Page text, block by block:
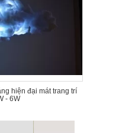
hiện đại mát trang trí
- 6W